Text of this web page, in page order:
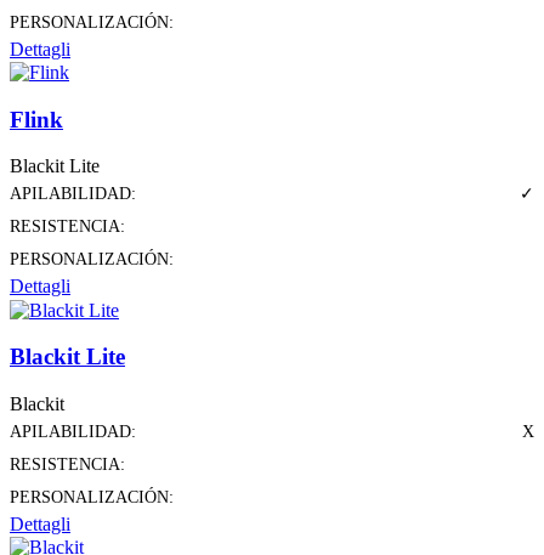
PERSONALIZACIÓN:
Dettagli
Flink
Blackit Lite
APILABILIDAD:
✓
RESISTENCIA:
PERSONALIZACIÓN:
Dettagli
Blackit Lite
Blackit
APILABILIDAD:
X
RESISTENCIA:
PERSONALIZACIÓN:
Dettagli